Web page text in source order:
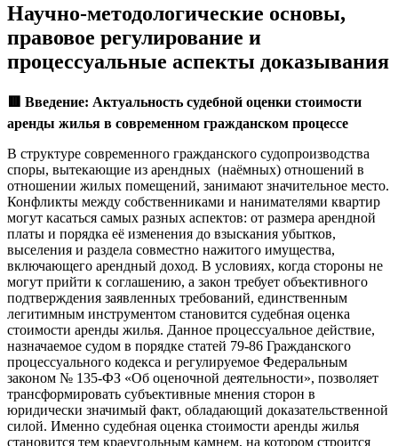
Научно-методологические основы,
правовое регулирование и
процессуальные аспекты доказывания
Введение: Актуальность судебной оценки стоимости
аренды жилья в современном гражданском процессе
В структуре современного гражданского судопроизводства
споры, вытекающие из арендных (наёмных) отношений в
отношении жилых помещений, занимают значительное место.
Конфликты между собственниками и нанимателями квартир
могут касаться самых разных аспектов: от размера арендной
платы и порядка её изменения до взыскания убытков,
выселения и раздела совместно нажитого имущества,
включающего арендный доход. В условиях, когда стороны не
могут прийти к соглашению, а закон требует объективного
подтверждения заявленных требований, единственным
легитимным инструментом становится судебная оценка
стоимости аренды жилья. Данное процессуальное действие,
назначаемое судом в порядке статей 79-86 Гражданского
процессуального кодекса и регулируемое Федеральным
законом № 135-ФЗ «Об оценочной деятельности», позволяет
трансформировать субъективные мнения сторон в
юридически значимый факт, обладающий доказательственной
силой. Именно судебная оценка стоимости аренды жилья
становится тем краеугольным камнем, на котором строится